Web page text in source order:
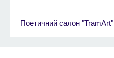
Поетичний салон "TramArt"